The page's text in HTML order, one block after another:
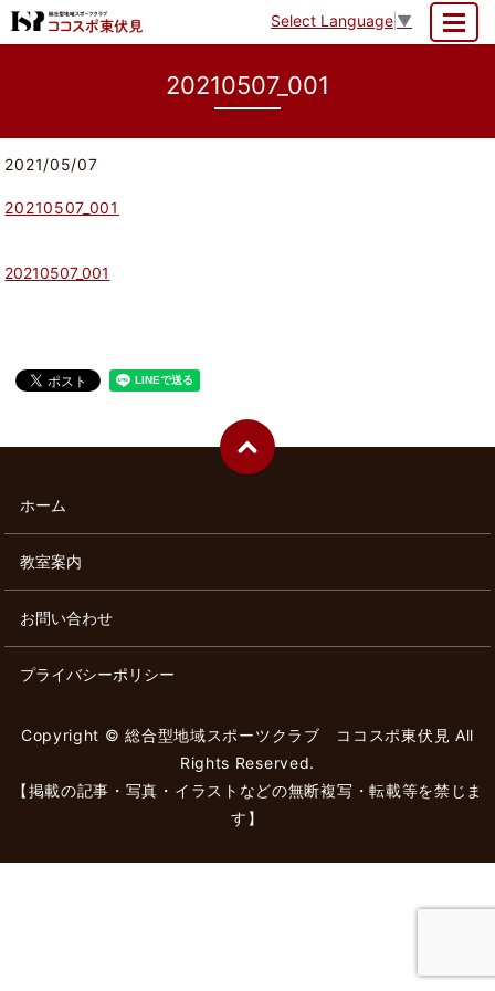
Select Language ▼
20210507_001
2021/05/07
20210507_001
20210507_001
ホーム
教室案内
お問い合わせ
プライバシーポリシー
Copyright © 総合型地域スポーツクラブ ココスポ東伏見 All
Rights Reserved.
【掲載の記事・写真・イラストなどの無断複写・転載等を禁じま
す】